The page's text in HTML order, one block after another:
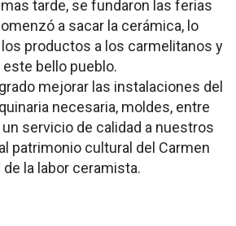
tarde, se fundaron las ferias
a sacar la cerámica, lo
productos a los carmelitanos y
bello pueblo.
mejorar las instalaciones del
necesaria, moldes, entre
servicio de calidad a nuestros
patrimonio cultural del Carmen
la labor ceramista.